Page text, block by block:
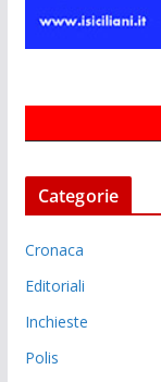
Categorie
Cronaca
Editoriali
Inchieste
Polis